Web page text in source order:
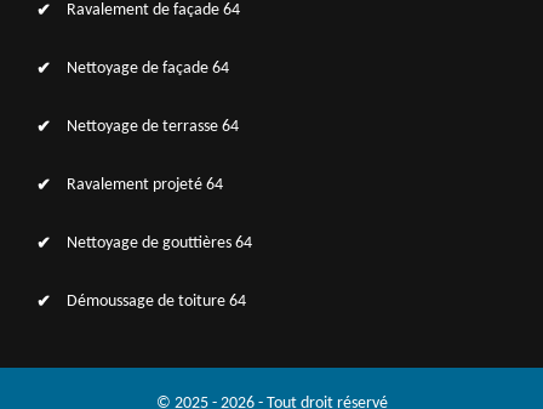
Ravalement de façade 64
Nettoyage de façade 64
Nettoyage de terrasse 64
Ravalement projeté 64
Nettoyage de gouttières 64
Démoussage de toiture 64
© 2025 - 2026 - Tout droit réservé